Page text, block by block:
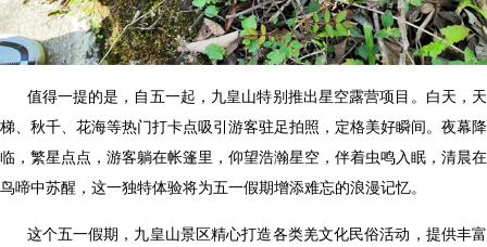
值得一提的是，自五一起，九皇山特别推出星空露营项目。白天，天
梯、秋千、花海等热门打卡点吸引游客驻足拍照，定格美好瞬间。夜幕降
临，繁星点点，游客躺在帐篷里，仰望浩瀚星空，伴着虫鸣入眠，清晨在
鸟啼中苏醒，这一独特体验将为五一假期增添难忘的浪漫记忆。
这个五一假期，九皇山景区精心打造各类羌文化民俗活动，提供丰富